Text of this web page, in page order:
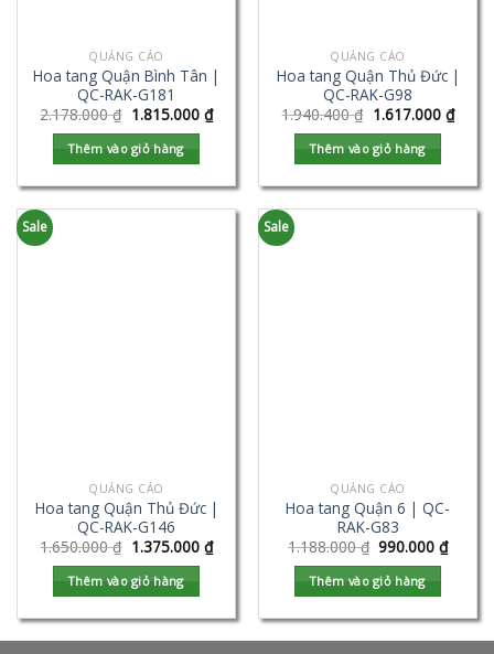
QUẢNG CÁO
Hoa tang Quận Bình Tân |
QC-RAK-G181
2.178.000₫ 1.815.000 ₫
Thêm vào giỏ hàng
QUẢNG CÁO
Hoa tang Quận Thủ Đức |
QC-RAK-G98
1.940.400₫ 1.617.000 ₫
Thêm vào giỏ hàng
Sale
QUẢNG CÁO
Hoa tang Quận Thủ Đức |
QC-RAK-G146
1.650.000₫ 1.375.000 ₫
Thêm vào giỏ hàng
Sale
QUẢNG CÁO
Hoa tang Quận 6 | QC-
RAK-G83
1.188.000₫ 990.000₫
Thêm vào giỏ hàng